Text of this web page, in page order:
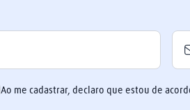
Ao me cadastrar, declaro que estou de